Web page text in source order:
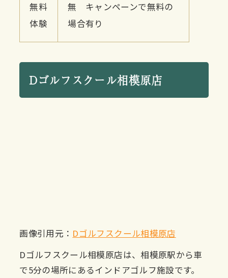
無料
体験
無 キャンペーンで無料の
場合有り
Dゴルフスクール相模原店
画像引用元： Dゴルフスクール相模原店
Dゴルフスクール相模原店は、相模原駅から車
で5分の場所にあるインドアゴルフ施設です。